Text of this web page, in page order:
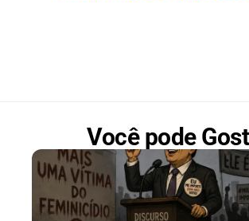
Você pode